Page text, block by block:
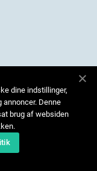
dine indstillinger,
Denne
brug af websiden